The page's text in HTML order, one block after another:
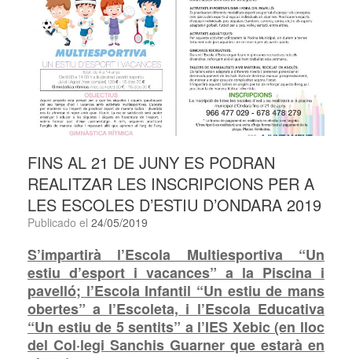
FINS AL 21 DE JUNY ES PODRAN
REALITZAR LES INSCRIPCIONS PER A
LES ESCOLES D’ESTIU D’ONDARA 2019
Publicado el 24/05/2019
S’impartirà l’Escola Multiesportiva “Un
estiu d’esport i vacances” a la Piscina i
pavelló; l’Escola Infantil “Un estiu de mans
obertes” a l’Escoleta, i l’Escola Educativa
“Un estiu de 5 sentits” a l’IES Xebic (en lloc
del Col·legi Sanchis Guarner que estarà en